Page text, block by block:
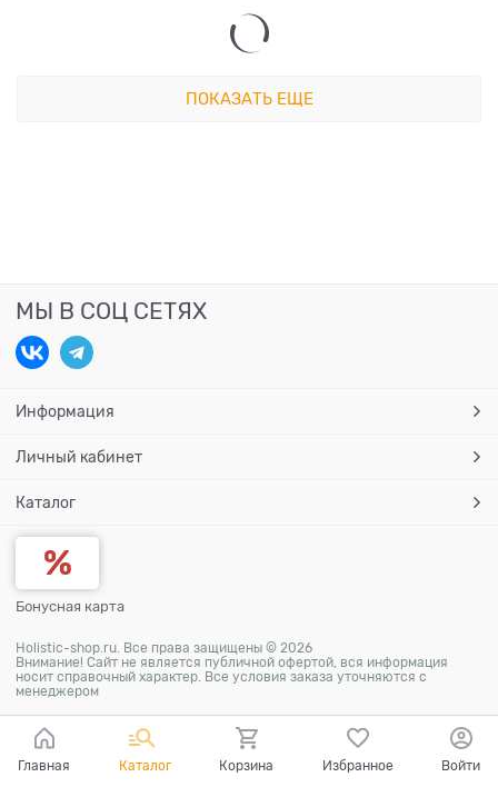
ПОКАЗАТЬ ЕЩЕ
МЫ В СОЦ СЕТЯХ
Информация
Личный кабинет
Каталог
Бонусная карта
Holistic-shop.ru. Все права защищены © 2026
Внимание! Сайт не является публичной офертой, вся информация
носит справочный характер. Все условия заказа уточняются с
менеджером
Главная Каталог Корзина Избранное Войти